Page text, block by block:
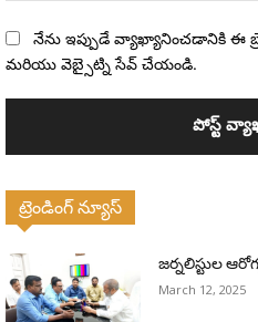
నేను ఇప్పుడే వ్యాఖ్యానించడానికి ఈ
మరియు వెబ్సైట్ని సేవ్ చేయండి.
ట్రెండింగ్ న్యూస్
జర్నలిస్టుల
March 12, 2025